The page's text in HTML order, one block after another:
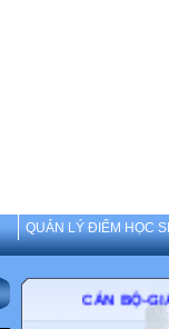
QUẢN LÝ ĐIỂM HỌC
CÁN BỘ-